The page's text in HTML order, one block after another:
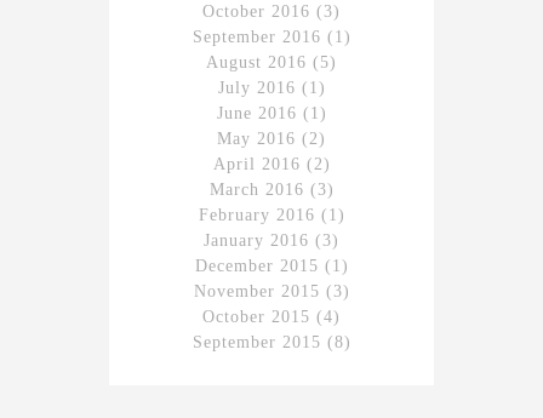
October 2016 (3)
September 2016 (1)
August 2016 (5)
July 2016 (1)
June 2016 (1)
May 2016 (2)
April 2016 (2)
March 2016 (3)
February 2016 (1)
January 2016 (3)
December 2015 (1)
November 2015 (3)
October 2015 (4)
September 2015 (8)